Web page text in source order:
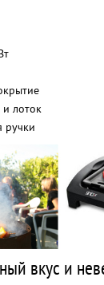
лоток
ручки
вкус и